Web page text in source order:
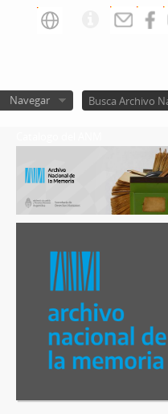
Navegar